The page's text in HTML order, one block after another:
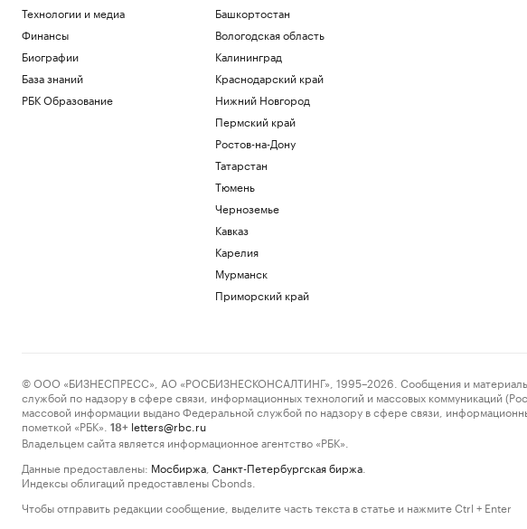
Технологии и медиа
Финансы
Биографии
База знаний
РБК Образование
Башкортостан
Вологодская область
Калининград
Краснодарский край
Нижний Новгород
Пермский край
Ростов-на-Дону
Татарстан
Тюмень
Черноземье
Кавказ
Карелия
Мурманск
Приморский край
© ООО «БИЗНЕСПРЕСС», АО «РОСБИЗНЕСКОНСАЛТИНГ», 1995–2026. Сообщения и материалы
службой по надзору в сфере связи, информационных технологий и массовых коммуникаций
массовой информации выдано Федеральной службой по надзору в сфере связи,
пометкой «РБК».
18+ letters@rbc.ru
Владельцем сайта является информационное агентство «РБК».
Данные предоставлены: Мосбиржа Санкт-Петербургская биржа
Индексы облигаций предоставлены Cbonds.
Чтобы отправить редакции сообщение, выделите часть текста в статье и нажмите Ctrl + Enter